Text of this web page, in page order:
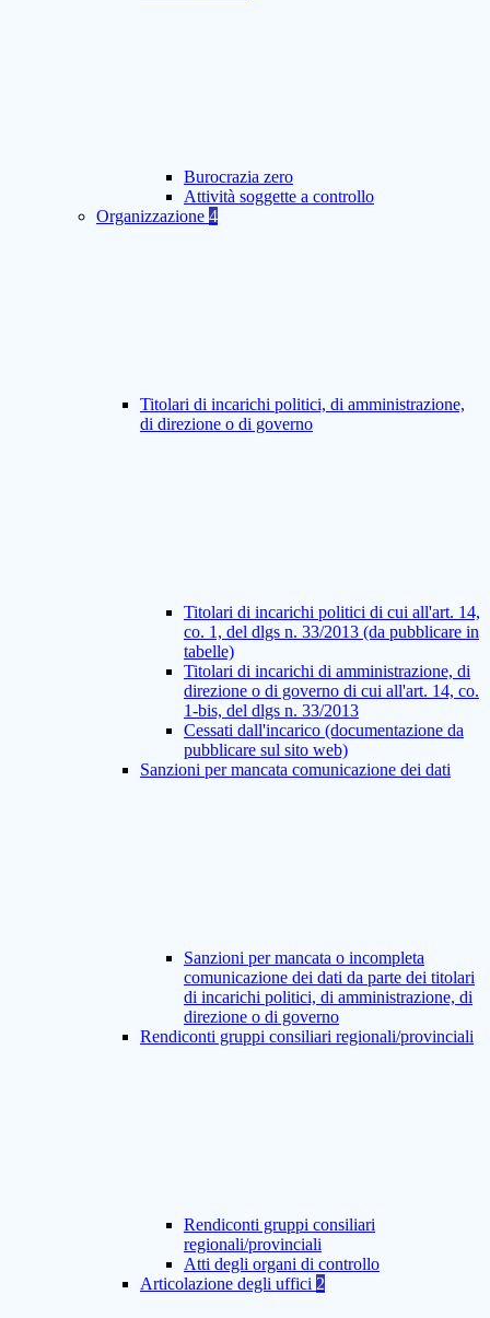
Burocrazia zero
Attività soggette a controllo
Organizzazione 4
Titolari di incarichi politici, di amministrazione,
di direzione o di governo
Titolari di incarichi politici di cui all'art. 14,
co. 1, del dlgs n. 33/2013 (da pubblicare in
tabelle)
Titolari di incarichi di amministrazione, di
direzione o di governo di cui all'art. 14, co.
1-bis, del dlgs n. 33/2013
Cessati dall'incarico (documentazione da
pubblicare sul sito web)
Sanzioni per mancata comunicazione dei dati
Sanzioni per mancata o incompleta
comunicazione dei dati da parte dei titolari
di incarichi politici, di amministrazione, di
direzione o di governo
Rendiconti gruppi consiliari regionali/provinciali
Rendiconti gruppi consiliari
regionali/provinciali
Atti degli organi di controllo
Articolazione degli uffici 2